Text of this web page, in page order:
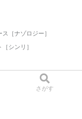
さがす
［ナゾロジー］
シンリ］